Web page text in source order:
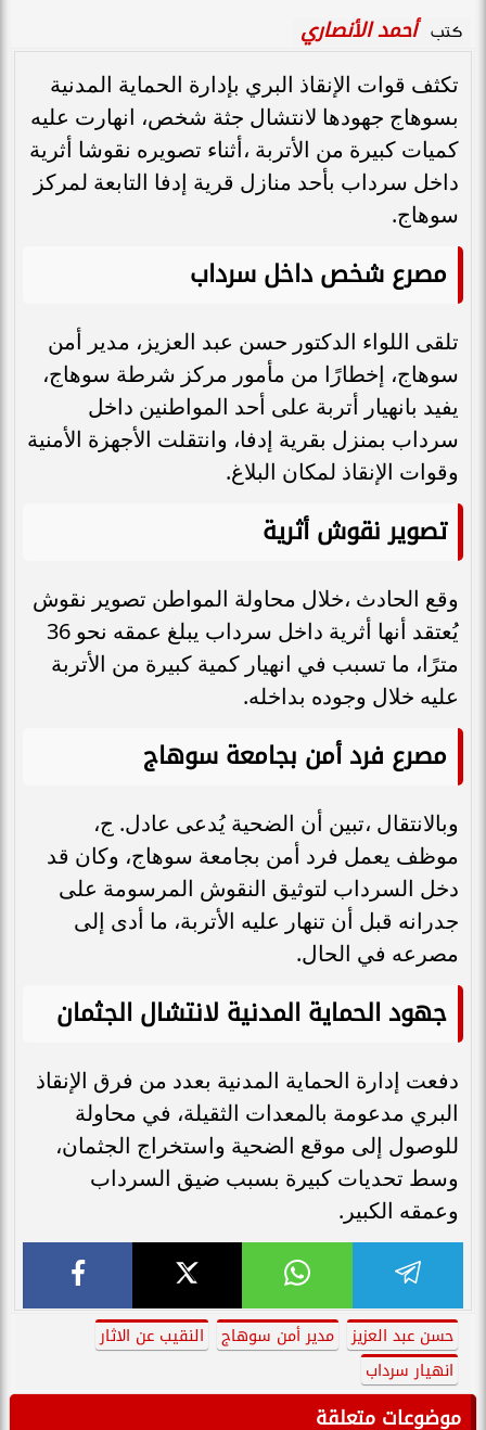
كتب أحمد الأنصاري
تكثف قوات الإنقاذ البري بإدارة الحماية المدنية
بسوهاج جهودها لانتشال جثة شخص، انهارت عليه
كميات كبيرة من الأتربة ،أثناء تصويره نقوشا أثرية
داخل سرداب بأحد منازل قرية إدفا التابعة لمركز
سوهاج.
مصرع شخص داخل سرداب
تلقى اللواء الدكتور حسن عبد العزيز، مدير أمن
سوهاج، إخطارًا من مأمور مركز شرطة سوهاج،
يفيد بانهيار أتربة على أحد المواطنين داخل
سرداب بمنزل بقرية إدفا، وانتقلت الأجهزة الأمنية
وقوات الإنقاذ لمكان البلاغ.
تصوير نقوش أثرية
وقع الحادث ،خلال محاولة المواطن تصوير نقوش
يُعتقد أنها أثرية داخل سرداب يبلغ عمقه نحو 36
مترًا، ما تسبب في انهيار كمية كبيرة من الأتربة
عليه خلال وجوده بداخله.
مصرع فرد أمن بجامعة سوهاج
وبالانتقال ،تبين أن الضحية يُدعى عادل. ج،
موظف يعمل فرد أمن بجامعة سوهاج، وكان قد
دخل السرداب لتوثيق النقوش المرسومة على
جدرانه قبل أن تنهار عليه الأتربة، ما أدى إلى
مصرعه في الحال.
جهود الحماية المدنية لانتشال الجثمان
دفعت إدارة الحماية المدنية بعدد من فرق الإنقاذ
البري مدعومة بالمعدات الثقيلة، في محاولة
للوصول إلى موقع الضحية واستخراج الجثمان،
وسط تحديات كبيرة بسبب ضيق السرداب
وعمقه الكبير.
حسن عبد العزيز مدير أمن سوهاج
النقيب عن الاثار
انهيار سرداب
موضوعات متعلقة